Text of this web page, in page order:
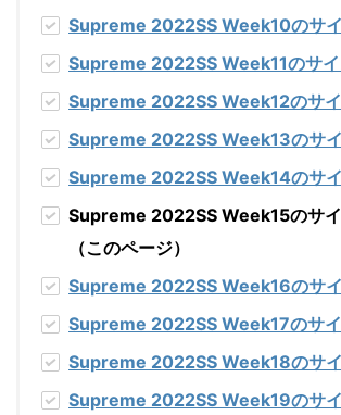
Supreme 2022SS Week10のサ
Supreme 2022SS Week11のサ
Supreme 2022SS Week12のサ
Supreme 2022SS Week13のサ
Supreme 2022SS Week14のサ
Supreme 2022SS Week15のサ
（このページ）
Supreme 2022SS Week16のサ
Supreme 2022SS Week17のサ
Supreme 2022SS Week18のサ
Supreme 2022SS Week19のサ